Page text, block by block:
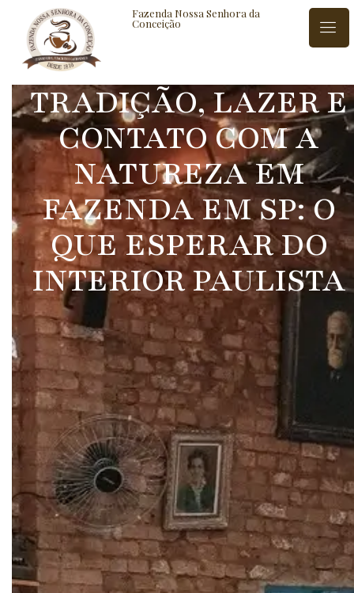
Fazenda Nossa Senhora da
Conceição
BLOG CONTATO
TRADIÇÃO, LAZER E
CONTATO COM A
NATUREZA EM
FAZENDA EM SP: O
QUE ESPERAR DO
INTERIOR PAULISTA